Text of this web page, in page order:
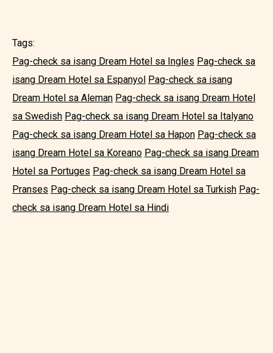
Tags:
Pag-check sa isang Dream Hotel sa Ingles Pag-check sa
isang Dream Hotel sa Espanyol Pag-check sa isang
Dream Hotel sa Aleman Pag-check sa isang Dream Hotel
sa Swedish Pag-check sa isang Dream Hotel sa Italyano
Pag-check sa isang Dream Hotel sa Hapon Pag-check sa
isang Dream Hotel sa Koreano Pag-check sa isang Dream
Hotel sa Portuges Pag-check sa isang Dream Hotel sa
Pranses Pag-check sa isang Dream Hotel sa Turkish Pag-
check sa isang Dream Hotel sa Hindi